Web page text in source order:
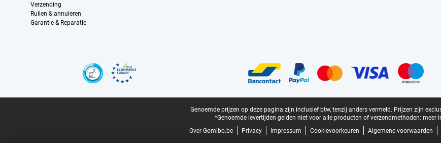
Verzending
Ruilen & annuleren
Garantie & Reparatie
Genoemde prijzen op deze pagina zijn inclusief btw, tenzij anders vermeld. Prijzen zijn
*Genoemde levertijden gelden niet voor alle producten of verzendmethoden: meer
Over Gomibo.be
Privacy Impressum Cookievoorkeuren Algemene voorwaarden